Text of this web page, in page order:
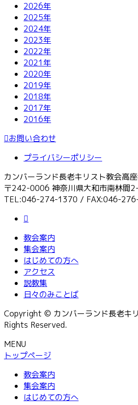
2026年
2025年
2024年
2023年
2022年
2021年
2020年
2019年
2018年
2017年
2016年
お問い合わせ
プライバシーポリシー
カンバーランド長老キリスト教会高
〒242-0006 神奈川県大和市南林間
TEL:046-274-1370 / FAX:046-
教会案内
集会案内
はじめての方へ
アクセス
説教集
日々のみことば
Copyright © カンバーランド長老キ
Rights Reserved.
MENU
トップページ
教会案内
集会案内
はじめての方へ